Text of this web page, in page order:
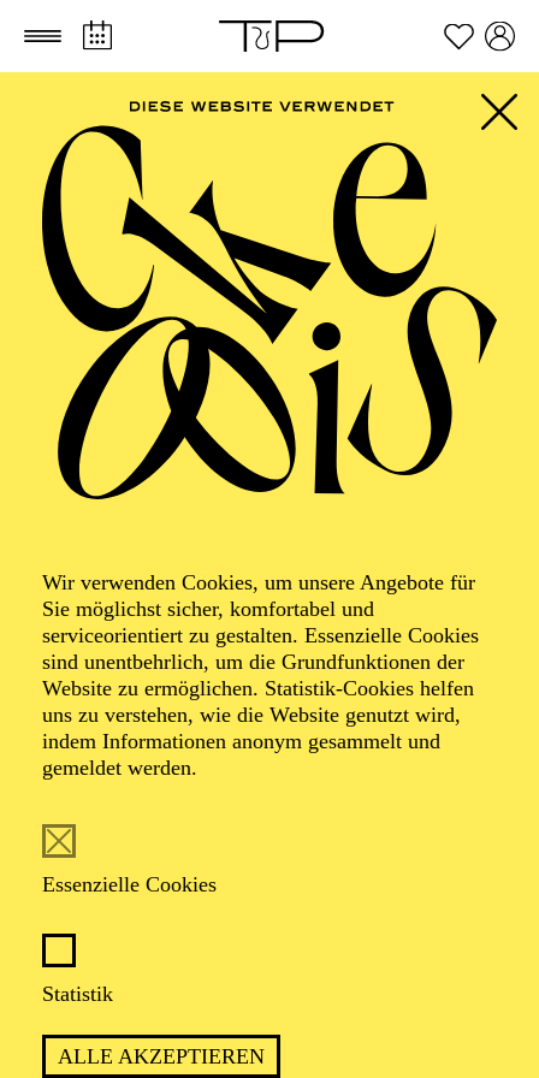
Zum Hauptinhalt springen Zum Footer springen
Wir verwenden Cookies, um unsere Angebote für
Sie möglichst sicher, komfortabel und
serviceorientiert zu gestalten. Essenzielle Cookies
sind unentbehrlich, um die Grundfunktionen der
Website zu ermöglichen. Statistik-Cookies helfen
uns zu verstehen, wie die Website genutzt wird,
indem Informationen anonym gesammelt und
gemeldet werden.
Essenzielle Cookies
Statistik
ALLE AKZEPTIEREN
Foto: Benne Ochs
KS. Christina Clark
Sopran
Minnesota, geboren. Noch während ihrer
Ann Arbor debütierte sie als Rosina ("Il Barbiere di
Gretel ("Hänsel und Gretel") an der Toledo Opera
sowie Musette ("La Bohème") an der Cleveland Opera.